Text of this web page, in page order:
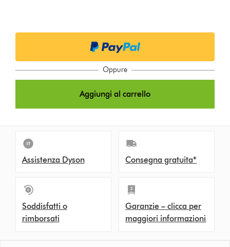
Oppure
Aggiungi al carrello
Assistenza Dyson Consegna gratuita*
Soddisfatti o
rimborsati
Garanzie – clicca per
maggiori informazioni